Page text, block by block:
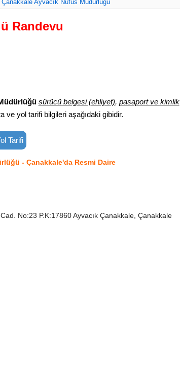
Çanakkale Ayvacık Nüfus Müdürlüğü
Randevu
sürücü belgesi (ehliyet), pasaport ve kimlik
ve yol tarifi bilgileri aşağıdaki gibidir.
Tarifi
- Çanakkale'da Resmi Daire
No:23 P.K:17860 Ayvacık Çanakkale, Çanakkale